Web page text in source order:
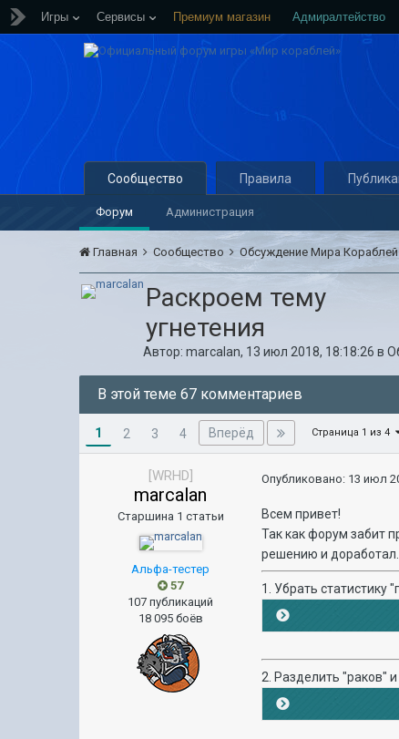
Игры Сервисы Премиум магазин Адмиралтейство
Сообщество
Форум Администрация
Правила
Главная Сообщество Обсуждение Мира Кораблей
Раскроем тему
угнетения
Автор:marcalan, 13 июл 2018, 18:18:26 в
В этой теме 67 комментариев
1 2 3 4 Вперёд Страница 1 из 4
[WRHD]
marcalan
Старшина 1 статьи
Альфа-тестер
57
107 публикаций
18 095 боёв
Опубликовано: 13 июл
Всем привет!
Так как форум забит
решению и доработал.
1. Убрать статистику
2. Разделить "раков"